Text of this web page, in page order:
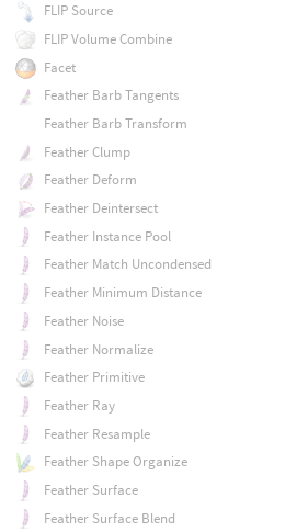
FLIP Source
FLIP Volume Combine
Facet
Feather Barb Tangents
Feather Barb Transform
Feather Clump
Feather Deform
Feather Deintersect
Feather Instance Pool
Feather Match Uncondensed
Feather Minimum Distance
Feather Noise
Feather Normalize
Feather Primitive
Feather Ray
Feather Resample
Feather Shape Organize
Feather Surface
Feather Surface Blend